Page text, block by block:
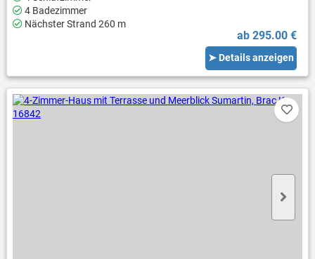
4 Badezimmer
Nächster Strand 260 m
ab 295.00 €
➤ Details anzeigen